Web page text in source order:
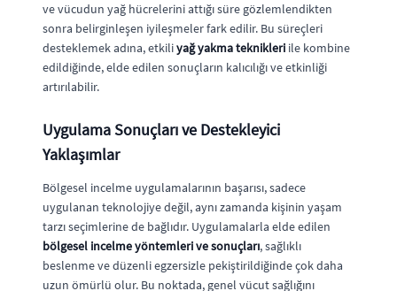
ve vücudun yağ hücrelerini attığı süre gözlemlendikten
sonra belirginleşen iyileşmeler fark edilir. Bu süreçleri
desteklemek adına, etkiliyağ yakma teknikleri ile kombine
edildiğinde, elde edilen sonuçların kalıcılığı ve etkinliği
artırılabilir.
Uygulama Sonuçları ve Destekleyici
Yaklaşımlar
Bölgesel incelme uygulamalarının başarısı, sadece
uygulanan teknolojiye değil, aynı zamanda kişinin yaşam
tarzı seçimlerine de bağlıdır. Uygulamalarla elde edilen
bölgesel incelme yöntemleri ve sonuçları, sağlıklı
beslenme ve düzenli egzersizle pekiştirildiğinde çok daha
uzun ömürlü olur. Bu noktada, genel vücut sağlığını